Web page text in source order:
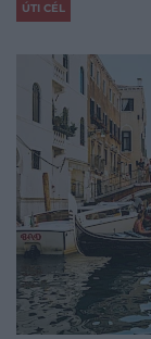
ÚTI CÉL